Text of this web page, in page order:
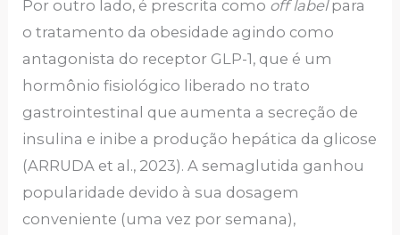
Por outro lado, é prescrita como off labelpara
o tratamento da obesidade agindo como
antagonista do receptor GLP-1, que é um
hormônio fisiológico liberado no trato
gastrointestinal que aumenta a secreção de
insulina e inibe a produção hepática da glicose
(ARRUDA et al., 2023). A semaglutida ganhou
popularidade devido à sua dosagem
conveniente (uma vez por semana),